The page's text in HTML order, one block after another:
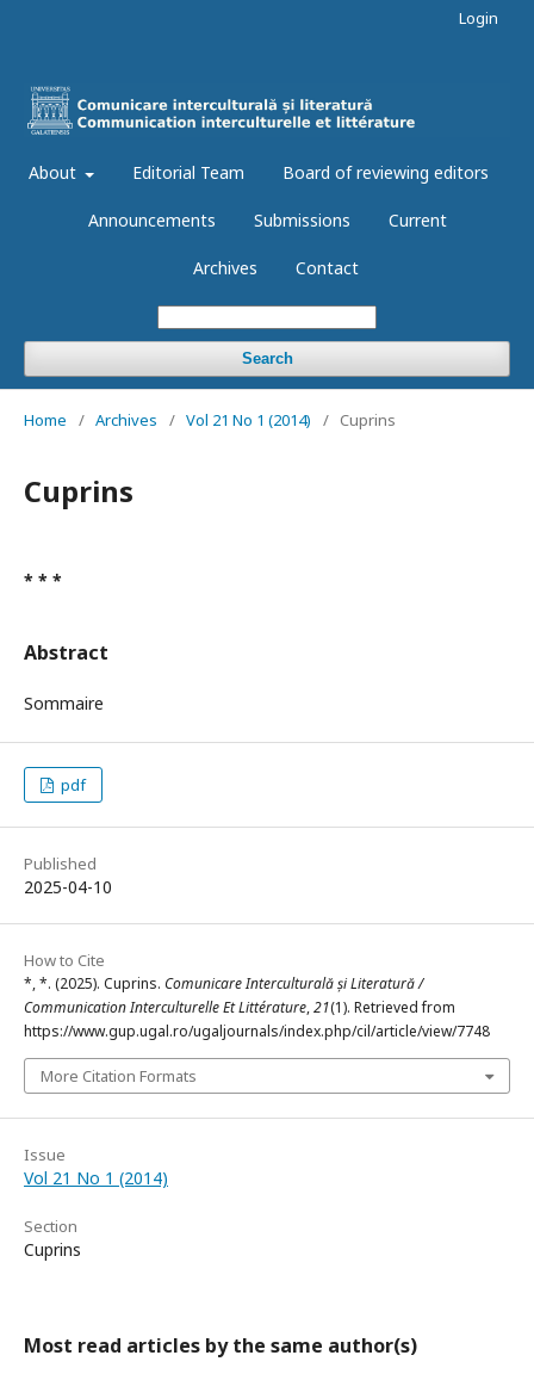
About Editorial Team Board of reviewing editors
Announcements Submissions Current
Archives Contact
Search
Login
Home / Archives / Vol 21 No 1 (2014) / Cuprins
Cuprins
* * *
Abstract
Sommaire
pdf
Published
2025-04-10
How to Cite
*, *. (2025). Cuprins. Comunicare Interculturală și Literatură /
Communication Interculturelle Et Littérature,21(1). Retrieved from
https://www.gup.ugal.ro/ugaljournals/index.php/cil/article/view/7748
More Citation Formats
Issue
Vol 21 No 1 (2014)
Section
Cuprins
Most read articles by the same author(s)